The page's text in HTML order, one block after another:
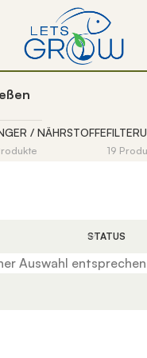
/ NÄHRSTOFFE
19
STATUS
Auswahl